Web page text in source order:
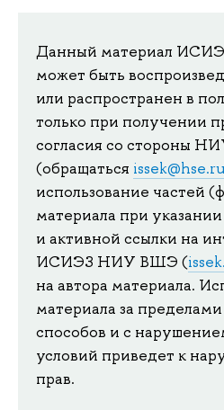
Данный материал
может быть
или распространен в
только при получении
согласия со стороны
(обращаться issek@hse.ru
использование частей
материала при
и активной ссылки на
ИСИЭЗ НИУ ВШЭ (
на автора материала.
материала за
способов и с
условий приведет к
прав.